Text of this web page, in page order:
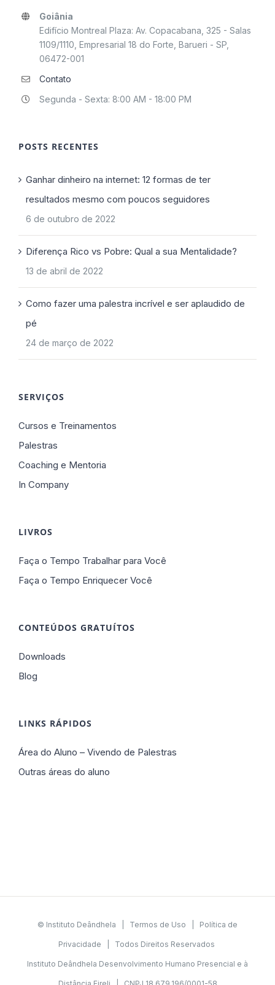
Goiânia
Edifício Montreal Plaza: Av. Copacabana, 325 - Salas
1109/1110, Empresarial 18 do Forte, Barueri - SP,
06472-001
Contato
Segunda - Sexta: 8:00 AM - 18:00 PM
POSTS RECENTES
Ganhar dinheiro na internet: 12 formas de ter
resultados mesmo com poucos seguidores
6 de outubro de 2022
Diferença Rico vs Pobre: Qual a sua Mentalidade?
13 de abril de 2022
Como fazer uma palestra incrível e ser aplaudido de
pé
24 de março de 2022
SERVIÇOS
Cursos e Treinamentos
Palestras
Coaching e Mentoria
In Company
LIVROS
Faça o Tempo Trabalhar para Você
Faça o Tempo Enriquecer Você
CONTEÚDOS GRATUÍTOS
Downloads
Blog
LINKS RÁPIDOS
Área do Aluno – Vivendo de Palestras
Outras áreas do aluno
© Instituto Deândhela | Termos de Uso Política de
Privacidade | Todos Direitos Reservados
Instituto Deândhela Desenvolvimento Humano Presencial e à